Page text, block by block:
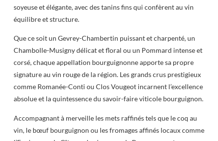
soyeuse et élégante, avec des tanins fins qui confèrent au vin
équilibre et structure.
Que ce soit un Gevrey-Chambertin puissant et charpenté, un
Chambolle-Musigny délicat et floral ou un Pommard intense et
corsé, chaque appellation bourguignonne apporte sa propre
signature au vin rouge de la région. Les grands crus prestigieux
comme Romanée-Conti ou Clos Vougeot incarnent l’excellence
absolue et la quintessence du savoir-faire viticole bourguignon.
Accompagnant à merveille les mets raffinés tels que le coq au
vin, le bœuf bourguignon ou les fromages affinés locaux comme